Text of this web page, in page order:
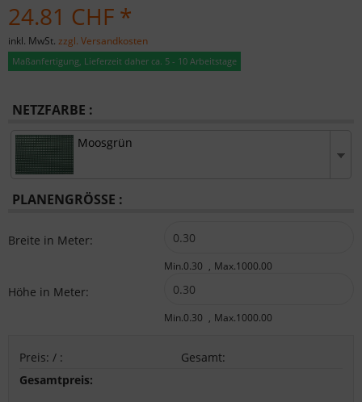
24.81 CHF *
inkl. MwSt. zzgl. Versandkosten
Maßanfertigung, Lieferzeit daher ca. 5 - 10 Arbeitstage
NETZFARBE :
Moosgrün
PLANENGRÖSSE :
Breite in Meter:
Min.0.30 Max.1000.00
Höhe in Meter:
Min.0.30 Max.1000.00
Preis: / : Gesamt:
Gesamtpreis: